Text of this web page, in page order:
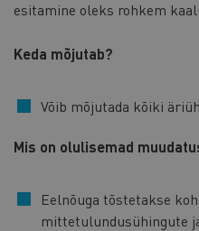
esitamine oleks rohkem
Keda mõjutab?
Võib mõjutada kõiki
Mis on olulisemad
Eelnõuga tõstetakse
mittetulundusühingute